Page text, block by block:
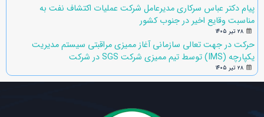
پیام دکتر عباس سرکاری مدیرعامل شرکت عملیات اکتشاف نفت به
مناسبت وقایع اخیر در جنوب کشور
۲۸ تیر ۱۴۰۵
حرکت در جهت تعالی سازمانی آغاز ممیزی مراقبتی سیستم مدیریت
یکپارچه (IMS) توسط تیم ممیزی شرکت SGS در شرکت
۲۸ تیر ۱۴۰۵